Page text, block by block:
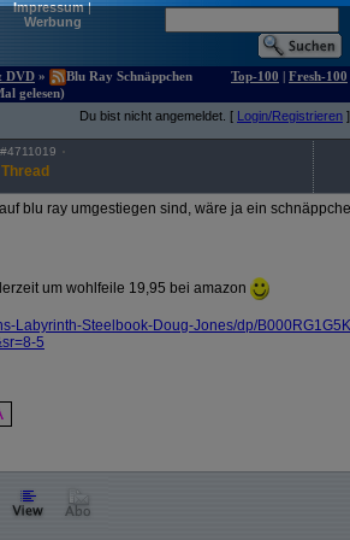
Impressum|
Werbung
DVD »
Blu Ray Schnäppchen
gelesen)
Top-100 | Fresh-100
Du bist nicht angemeldet. [ Login/Registrieren ]
#4711019
blu ray umgestiegen sind, wäre ja ein
um wohlfeile 19,95 bei amazon
Labyrinth-Steelbook-Doug-Jones/dp/
sr=8-5